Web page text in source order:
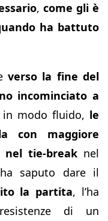
,come gli è
ha battuto
verso la fine del
incominciato a
modo fluido, le
con maggiore
nel tie-break nel
saputo dare il
la partita, l’ha
di un